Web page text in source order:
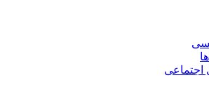
اجتماعی